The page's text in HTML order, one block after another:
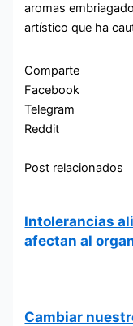
aromas
artístico que ha
Comparte
Facebook
Telegram
Reddit
Post relacionados
Intolerancias
afectan al
Cambiar